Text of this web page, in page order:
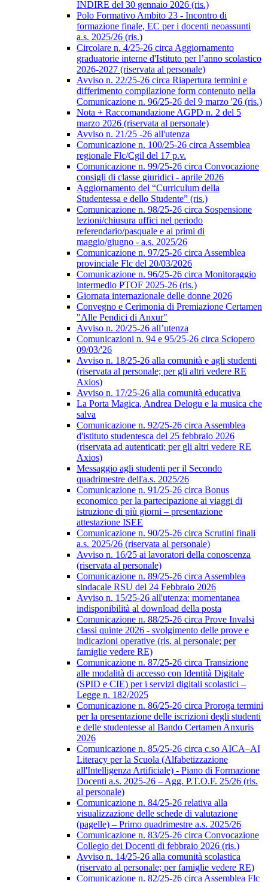
INDIRE del 30 gennaio 2026 (ris.)
Polo Formativo Ambito 23 - Incontro di
formazione finale, EC per i docenti neoassunti
a.s. 2025/26 (ris.)
Circolare n. 4/25-26 circa Aggiornamento
graduatorie interne d'Istituto per l’anno scolastico
2026-2027 (riservata al personale)
Avviso n. 22/25-26 circa Riapertura termini e
differimento compilazione form contenuto nella
Comunicazione n. 96/25-26 del 9 marzo '26 (ris.)
Nota + Raccomandazione AGPD n. 2 del 5
marzo 2026 (riservata al personale)
Avviso n. 21/25 -26 all'utenza
Comunicazione n. 100/25-26 circa Assemblea
regionale Flc/Cgil del 17 p.v.
Comunicazione n. 99/25-26 circa Convocazione
consigli di classe giuridici - aprile 2026
Aggiornamento del “Curriculum della
Studentessa e dello Studente” (ris.)
Comunicazione n. 98/25-26 circa Sospensione
lezioni/chiusura uffici nel periodo
referendario/pasquale e ai primi di
maggio/giugno - a.s. 2025/26
Comunicazione n. 97/25-26 circa Assemblea
provinciale Flc del 20/03/2026
Comunicazione n. 96/25-26 circa Monitoraggio
intermedio PTOF 2025-26 (ris.)
Giornata internazionale delle donne 2026
Convegno e Cerimonia di Premiazione Certamen
"Alle Pendici di Anxur"
Avviso n. 20/25-26 all’utenza
Comunicazioni n. 94 e 95/25-26 circa Sciopero
09/03/'26
Avviso n. 18/25-26 alla comunità e agli studenti
(riservata al personale; per gli altri vedere RE
Axios)
Avviso n. 17/25-26 alla comunità educativa
La Porta Magica, Andrea Delogu e la musica che
salva
Comunicazione n. 92/25-26 circa Assemblea
d'istituto studentesca del 25 febbraio 2026
(riservata ad autenticati; per gli altri vedere RE
Axios)
Messaggio agli studenti per il Secondo
quadrimestre dell'a.s. 2025/26
Comunicazione n. 91/25-26 circa Bonus
economico per la partecipazione ai viaggi di
istruzione di più giorni – presentazione
attestazione ISEE
Comunicazione n. 90/25-26 circa Scrutini finali
a.s. 2025/26 (riservata al personale)
Avviso n. 16/25 ai lavoratori della conoscenza
(riservata al personale)
Comunicazione n. 89/25-26 circa Assemblea
sindacale RSU del 24 Febbraio 2026
Avviso n. 15/25-26 all'utenza: momentanea
indisponibilità al download della posta
Comunicazione n. 88/25-26 circa Prove Invalsi
classi quinte 2026 - svolgimento delle prove e
indicazioni operative (ris. al personale; per
famiglie vedere RE)
Comunicazione n. 87/25-26 circa Transizione
alle modalità di accesso con Identità Digitale
(SPID e CIE) per i servizi digitali scolastici –
Legge n. 182/2025
Comunicazione n. 86/25-26 circa Proroga termini
per la presentazione delle iscrizioni degli studenti
e delle studentesse al Bando Certamen Anxuris
2026
Comunicazione n. 85/25-26 circa c.so AICA–AI
Literacy per la Scuola (Alfabetizzazione
all'Intelligenza Artificiale) - Piano di Formazione
Docenti a.s. 2025-26 – Agg. P.T.O.F. 25/26 (ris.
al personale)
Comunicazione n. 84/25-26 relativa alla
visualizzazione delle schede di valutazione
(pagelle) – Primo quadrimestre a.s. 2025/26
Comunicazione n. 83/25-26 circa Convocazione
Collegio dei Docenti di febbraio 2026 (ris.)
Avviso n. 14/25-26 alla comunità scolastica
(riservato al personale; per famiglie vedere RE)
Comunicazione n. 82/25-26 circa Assemblea Flc